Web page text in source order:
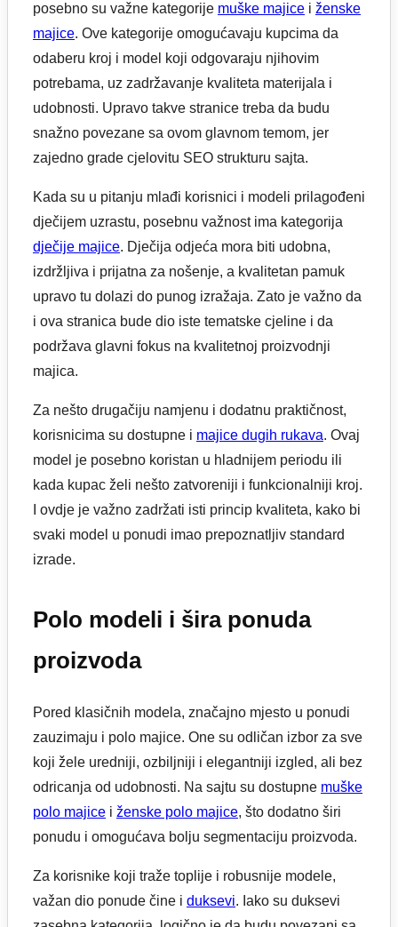
posebno su važne kategorije muške majice i ženske
majice. Ove kategorije omogućavaju kupcima da
odaberu kroj i model koji odgovaraju njihovim
potrebama, uz zadržavanje kvaliteta materijala i
udobnosti. Upravo takve stranice treba da budu
snažno povezane sa ovom glavnom temom, jer
zajedno grade cjelovitu SEO strukturu sajta.
Kada su u pitanju mlađi korisnici i modeli prilagođeni
dječijem uzrastu, posebnu važnost ima kategorija
dječije majice. Dječija odjeća mora biti udobna,
izdržljiva i prijatna za nošenje, a kvalitetan pamuk
upravo tu dolazi do punog izražaja. Zato je važno da
i ova stranica bude dio iste tematske cjeline i da
podržava glavni fokus na kvalitetnoj proizvodnji
majica.
Za nešto drugačiju namjenu i dodatnu praktičnost,
korisnicima su dostupne i majice dugih rukava. Ovaj
model je posebno koristan u hladnijem periodu ili
kada kupac želi nešto zatvoreniji i funkcionalniji kroj.
I ovdje je važno zadržati isti princip kvaliteta, kako bi
svaki model u ponudi imao prepoznatljiv standard
izrade.
Polo modeli i šira ponuda
proizvoda
Pored klasičnih modela, značajno mjesto u ponudi
zauzimaju i polo majice. One su odličan izbor za sve
koji žele uredniji, ozbiljniji i elegantniji izgled, ali bez
odricanja od udobnosti. Na sajtu su dostupne muške
polo majice i ženske polo majice, što dodatno širi
ponudu i omogućava bolju segmentaciju proizvoda.
Za korisnike koji traže toplije i robusnije modele,
važan dio ponude čine i duksevi. Iako su duksevi